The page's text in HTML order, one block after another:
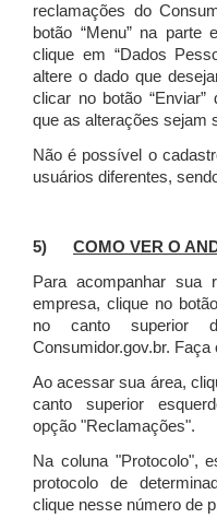
reclamações do
botão “Menu” na parte
clique em “Dados
altere o dado que
clicar no botão
que as alterações sejam
Não é possível o
usuários diferentes,
5) COMO VER O
Para acompanhar sua
empresa, clique no
no canto superior
Consumidor.gov.br.
Ao acessar sua área,
canto superior
opção "Reclamações".
Na coluna "Protocolo",
protocolo de
clique nesse número de